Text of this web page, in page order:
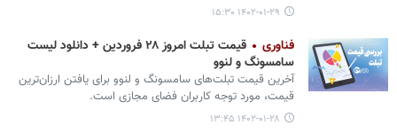
۱۴۰۲-۰۱-۲۹ ۱۵:۳۰
فناوری
قیمت تبلت امروز ۲۸ فروردین + دانلود لیست
سامسونگ و لنوو
آخرین قیمت تبلت‌های سامسونگ و لنوو برای یافتن ارزان‌ترین
قیمت، مورد توجه کاربران فضای مجازی است.
۱۴۰۲-۰۱-۲۸ ۱۳:۴۵